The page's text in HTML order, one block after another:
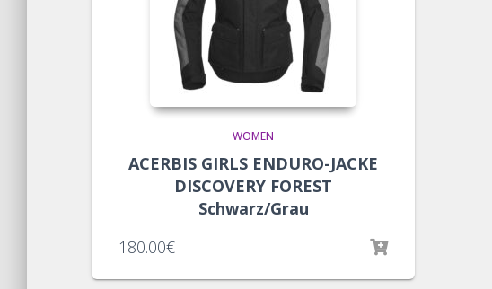
WOMEN
ACERBIS GIRLS ENDURO-JACKE
DISCOVERY FOREST
Schwarz/Grau
180.00€